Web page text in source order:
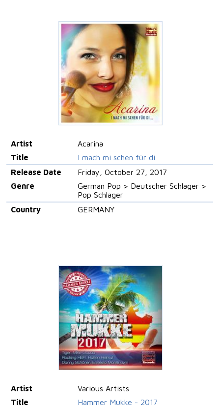
Artist
Acarina
Title
I mach mi schen für di
Release Date
Friday, October 27, 2017
Genre
German Pop > Deutscher Schlager >
Pop Schlager
Country
GERMANY
Artist
Various Artists
Title
Hammer Mukke - 2017